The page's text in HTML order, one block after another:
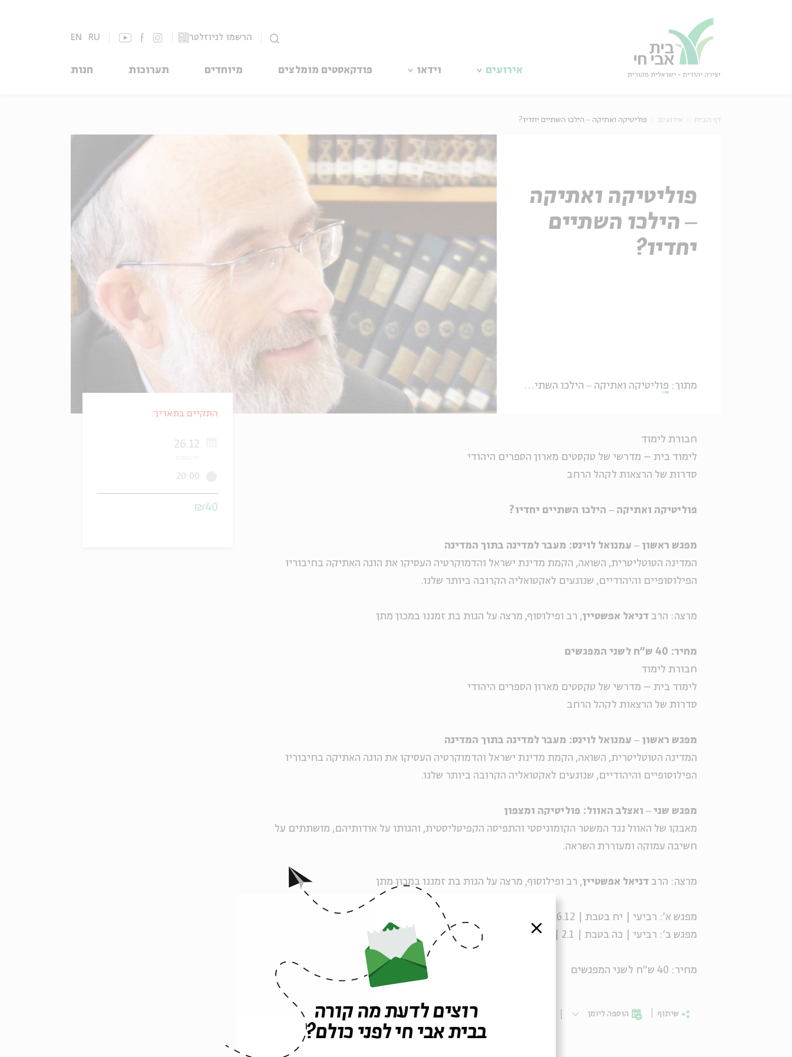
הרשמו לניוזלטר EN RU
אירועים וידאו פודקאסטים מומלצים מיוחדים תערוכות חנות
דף הבית אירועים פוליטיקה ואתיקה ‒ הילכו השתיים יחדיו?
פוליטיקה ואתיקה
‒ הילכו השתיים
יחדיו?
מתוך: פוליטיקה ואתיקה ‒ הילכו השתיים יחדיו?
חבורת לימוד
לימוד בית – מדרשי של טקסטים מארון הספרים היהודי
סדרות של הרצאות לקהל הרחב
פוליטיקה ואתיקה ‒ הילכו השתיים יחדיו?
מפגש ראשון ‒ עמנואל לוינס: מעבר למדינה בתוך המדינה
המדינה הטוטליטרית, השואה, הקמת מדינת ישראל והדמוקרטיה העסיקו את הוגה האתיקה בחיבוריו
הפילוסופיים והיהודיים, שנוגעים לאקטואליה הקרובה ביותר שלנו.
מרצה: הרב דניאל אפשטיין, רב ופילוסוף, מרצה על הגות בת זמננו במכון מתן
מחיר: 40 ש"ח לשני המפגשים
חבורת לימוד
לימוד בית – מדרשי של טקסטים מארון הספרים היהודי
סדרות של הרצאות לקהל הרחב
מפגש ראשון ‒ עמנואל לוינס: מעבר למדינה בתוך המדינה
המדינה הטוטליטרית, השואה, הקמת מדינת ישראל והדמוקרטיה העסיקו את הוגה האתיקה בחיבוריו
הפילוסופיים והיהודיים, שנוגעים לאקטואליה הקרובה ביותר שלנו.
מפגש שני ‒ ואצלב האוול: פוליטיקה ומצפון
מאבקו של האוול נגד המשטר הקומוניסטי והתפיסה הקפיטליסטית, והגותו על אודותיהם, מושתתים על
חשיבה עמוקה ומעוררת השראה.
מרצה: הרב דניאל אפשטיין, רב ופילוסוף, מרצה על הגות בת זמננו במכון מתן
מפגש א': רביעי | יח בטבת | 26.12 | 20:00
מפגש ב': רביעי | כה בטבת | 2.1 | 20:00
מחיר: 40 ש"ח לשני המפגשים
שיתוף הוספה ליומן הרשמה לאירועים דומים
התקיים בתאריך:
26.12
20:00
₪40
סגור
רוצים לדעת מה קורה
בבית אבי חי לפני כולם?